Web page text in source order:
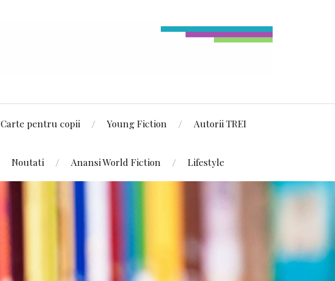
Carte pentru copii Young Fiction Autorii TREI
Noutati Anansi World Fiction Lifestyle